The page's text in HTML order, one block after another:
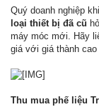
Quý doanh nghiệp
loại thiết bị đã cũ
máy móc mới. Hãy
giá với giá thành
Thu mua phế liệu